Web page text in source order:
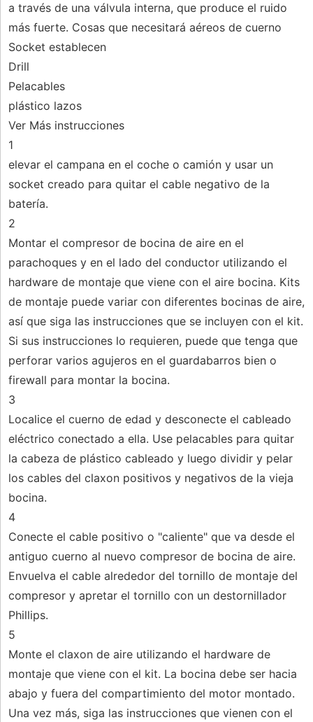
a través de una válvula interna, que produce el ruido
más fuerte. Cosas que necesitará aéreos de cuerno
Socket establecen
Drill
Pelacables
plástico lazos
Ver Más instrucciones
1
elevar el campana en el coche o camión y usar un
socket creado para quitar el cable negativo de la
batería.
2
Montar el compresor de bocina de aire en el
parachoques y en el lado del conductor utilizando el
hardware de montaje que viene con el aire bocina. Kits
de montaje puede variar con diferentes bocinas de aire,
así que siga las instrucciones que se incluyen con el kit.
Si sus instrucciones lo requieren, puede que tenga que
perforar varios agujeros en el guardabarros bien o
firewall para montar la bocina.
3
Localice el cuerno de edad y desconecte el cableado
eléctrico conectado a ella. Use pelacables para quitar
la cabeza de plástico cableado y luego dividir y pelar
los cables del claxon positivos y negativos de la vieja
bocina.
4
Conecte el cable positivo o "caliente" que va desde el
antiguo cuerno al nuevo compresor de bocina de aire.
Envuelva el cable alrededor del tornillo de montaje del
compresor y apretar el tornillo con un destornillador
Phillips.
5
Monte el claxon de aire utilizando el hardware de
montaje que viene con el kit. La bocina debe ser hacia
abajo y fuera del compartimiento del motor montado.
Una vez más, siga las instrucciones que vienen con el